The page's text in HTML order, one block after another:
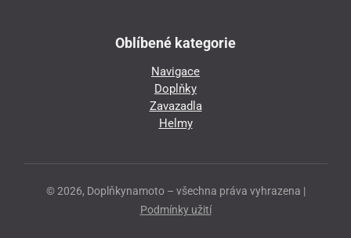
Oblíbené kategorie
Navigace
Doplňky
Zavazadla
Helmy
© 2026, Doplňkynamoto – všechna práva vyhrazena |
Podmínky užití